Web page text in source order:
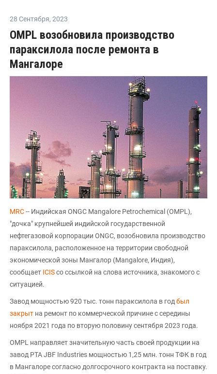
28 Сентября, 2023
OMPL возобновила производство
параксилола после ремонта в
Мангалоре
MRC-- Индийская ONGC Mangalore Petrochemical (OMPL),
"дочка" крупнейшей индийской государственной
нефтегазовой корпорации ONGC, возобновила производство
параксилола, расположенное на территории свободной
экономической зоны Мангалор (Mangalore, Индия),
сообщает ICISсо ссылкой на слова источника, знакомого с
ситуацией.
Завод мощностью 920 тыс. тонн параксилола в годбыл
закрыт на ремонт по коммерческой причине с середины
ноября 2021 года по вторую половину сентября 2023 года.
OMPL направляет значительную часть своей продукции на
завод PTA JBF Industries мощностью 1,25 млн. тонн ТФК в год
в Мангалоре согласно долгосрочного контракта на поставку.